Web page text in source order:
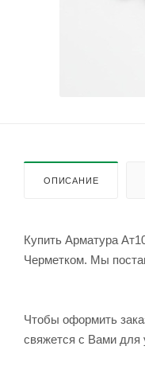
ОПИСАНИЕ
Купить Арматура
Черметком. Мы
Чтобы оформить
свяжется с Вами для